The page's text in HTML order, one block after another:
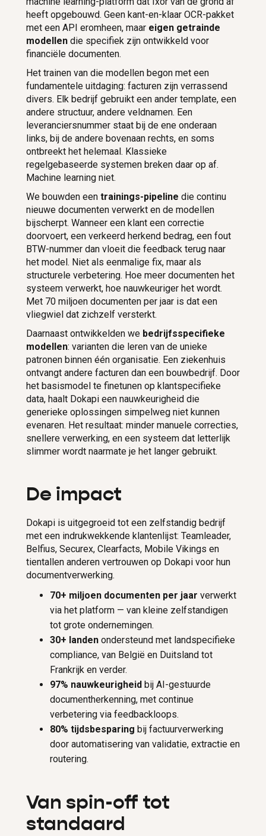
heeft opgebouwd. Geen kant-en-klaar OCR-pakket
met een API eromheen, maar eigen getrainde
modellen die specifiek zijn ontwikkeld voor
financiële documenten.
Het trainen van die modellen begon met een
fundamentele uitdaging: facturen zijn verrassend
divers. Elk bedrijf gebruikt een ander template, een
andere structuur, andere veldnamen. Een
leveranciersnummer staat bij de ene onderaan
links, bij de andere bovenaan rechts, en soms
ontbreekt het helemaal. Klassieke
regelgebaseerde systemen breken daar op af.
Machine learning niet.
We bouwden een trainings-pipeline die continu
nieuwe documenten verwerkt en de modellen
bijscherpt. Wanneer een klant een correctie
doorvoert, een verkeerd herkend bedrag, een fout
BTW-nummer dan vloeit die feedback terug naar
het model. Niet als eenmalige fix, maar als
structurele verbetering. Hoe meer documenten het
systeem verwerkt, hoe nauwkeuriger het wordt.
Met 70 miljoen documenten per jaar is dat een
vliegwiel dat zichzelf versterkt.
Daarnaast ontwikkelden we bedrijfsspecifieke
modellen: varianten die leren van de unieke
patronen binnen één organisatie. Een ziekenhuis
ontvangt andere facturen dan een bouwbedrijf. Door
het basismodel te finetunen op klantspecifieke
data, haalt Dokapi een nauwkeurigheid die
generieke oplossingen simpelweg niet kunnen
evenaren. Het resultaat: minder manuele correcties,
snellere verwerking, en een systeem dat letterlijk
slimmer wordt naarmate je het langer gebruikt.
De impact
Dokapi is uitgegroeid tot een zelfstandig bedrijf
met een indrukwekkende klantenlijst: Teamleader,
Belfius, Securex, Clearfacts, Mobile Vikings en
tientallen anderen vertrouwen op Dokapi voor hun
documentverwerking.
70+ miljoen documenten per jaar verwerkt
via het platform — van kleine zelfstandigen
tot grote ondernemingen.
30+ landen ondersteund met landspecifieke
compliance, van België en Duitsland tot
Frankrijk en verder.
97% nauwkeurigheid bij AI-gestuurde
documentherkenning, met continue
verbetering via feedbackloops.
80% tijdsbesparing bij factuurverwerking
door automatisering van validatie, extractie en
routering.
Van spin-off tot
standaard